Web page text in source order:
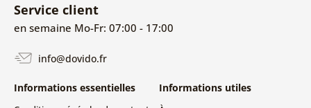
Service client
en semaine Mo-Fr: 07:00 - 17:00
info@dovido.fr
Informations essentielles Informations utiles